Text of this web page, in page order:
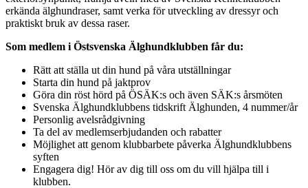
erkända älghundraser, samt verka för utveckling av dressyr och
praktiskt bruk av dessa raser.
Som medlem i Östsvenska Älghundklubben får du:
Rätt att ställa ut din hund på våra utställningar
Starta din hund på jaktprov
Göra din röst hörd på ÖSÄK:s och även SÄK:s årsmöten
Svenska Älghundklubbens tidskrift Älghunden, 4 nummer/år
Personlig avelsrådgivning
Ta del av medlemserbjudanden och rabatter
Möjlighet att genom klubbarbete påverka Älghundklubbens
syften
Engagera dig! Hör av dig till oss om du vill hjälpa till i
klubben.